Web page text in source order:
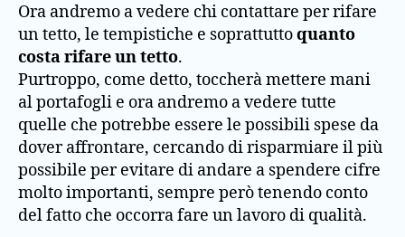
Ora andremo a vedere chi contattare per rifare
un tetto, le tempistiche e soprattuttoquanto
costa rifare un tetto.
Purtroppo, come detto, toccherà mettere mani
al portafogli e ora andremo a vedere tutte
quelle che potrebbe essere le possibili spese da
dover affrontare, cercando di risparmiare il più
possibile per evitare di andare a spendere cifre
molto importanti, sempre però tenendo conto
del fatto che occorra fare un lavoro di qualità.